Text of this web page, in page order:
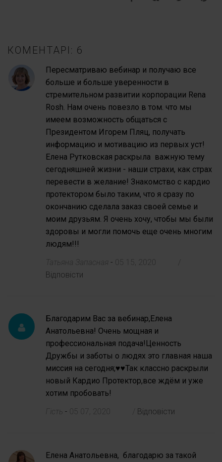
КОМЕНТАРІ: 6
Пересматриваю вебинар и получаю все
больше и больше уверенности в
стремительном развитии корпорации Rena
Rosh. Нам очень повезло в том. что мы
имеем возможность общаться с
Президентом Игорем Пляц, получать
информацию и мотивацию из первых уст!
Елена Рутковская раскрыла важную тему
сегодняшней жизни - наши страхи, как страх
перевести в желание! Знакомство с кардио
протектором было таким, что я сразу по
окончанию сделала заказ своей семье и
моим друзьям. Я очень хочу, чтобы мы были
здоровы и могли помочь еще очень многим
людям!!!
Татьяна Запасная - 05 15, 2020
Відповісти
Благодарим Вас за вебинар,Елена
Анатольевна! Очень мощная и
профессиональная подача!Ценность
Дружбы и заботы о людях это главная наша
миссия на сегодня;♥️♥️Так классно раскрыли
новый Кардио Протектор,все ждём и уже
хотим пробовать!
Гість - 05 07, 2020 Відповісти
Елена Анатольевна, благодарю за такой